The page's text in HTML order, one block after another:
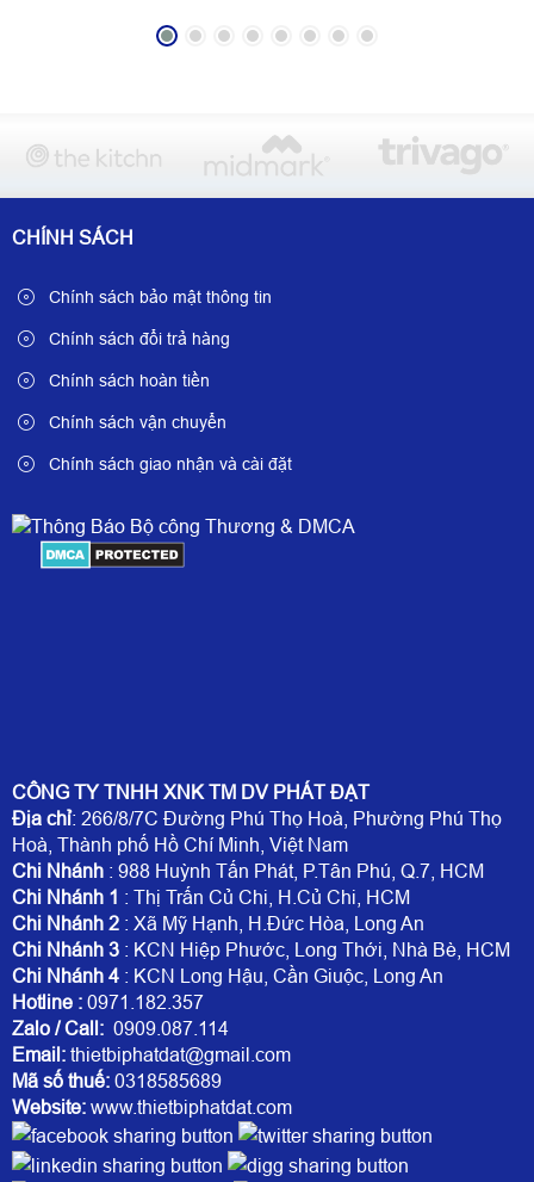
CÔNG TY TNHH XNK TM DV PHÁT ĐẠT
Địa chỉ: 266/8/7C Đường Phú Thọ Hoà, Phường Phú Thọ
Hoà, Thành phố Hồ Chí Minh, Việt Nam
Chi Nhánh : 988 Huỳnh Tấn Phát, P.Tân Phú, Q.7, HCM
Chi Nhánh 1 : Thị Trấn Củ Chi, H.Củ Chi, HCM
Chi Nhánh 2 : Xã Mỹ Hạnh, H.Đức Hòa, Long An
Chi Nhánh 3 : KCN Hiệp Phước, Long Thới, Nhà Bè, HCM
Chi Nhánh 4 : KCN Long Hậu, Cần Giuộc, Long An
Hotline : 0971.182.357
Zalo / Call: 0909.087.114
Email: thietbiphatdat@gmail.com
Mã số thuế: 0318585689
Website: www.thietbiphatdat.com
CHÍNH SÁCH
Chính sách bảo mật thông tin
Chính sách đổi trả hàng
Chính sách hoàn tiền
Chính sách vận chuyển
Chính sách giao nhận và cài đặt